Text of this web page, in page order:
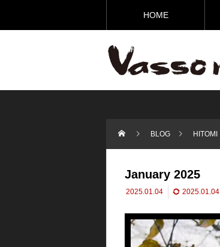
HOME
BLOG HITOMI
January 2025
2025.01.04 2025.01.04